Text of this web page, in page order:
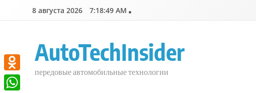
8 августа 2026 7:18:49 AM
AutoTechInsider
передовые автомобильные технологии
Odnoklassniki